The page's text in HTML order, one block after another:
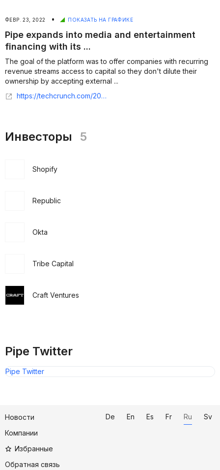
ФЕВР. 23, 2022 • ПОКАЗАТЬ НА ГРАФИКЕ
Pipe expands into media and entertainment
financing with its ...
The goal of the platform was to offer companies with recurring
revenue streams access to capital so they don't dilute their
ownership by accepting external ...
https://techcrunch.com/2022/02/23/fintech-pipe-expands-into-media-and-entertainment-financing-with-its-acquisition-of-purely-capital/
Инвесторы 5
Shopify
Republic
Okta
Tribe Capital
Craft Ventures
Pipe Twitter
Pipe Twitter
Новости
Компании
Избранные
Обратная связь
De En Es Fr Ru Sv